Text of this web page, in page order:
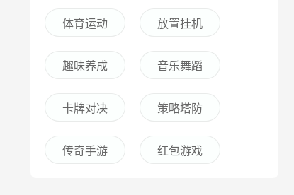
体育运动 放置挂机
趣味养成 音乐舞蹈
卡牌对决 策略塔防
传奇手游 红包游戏